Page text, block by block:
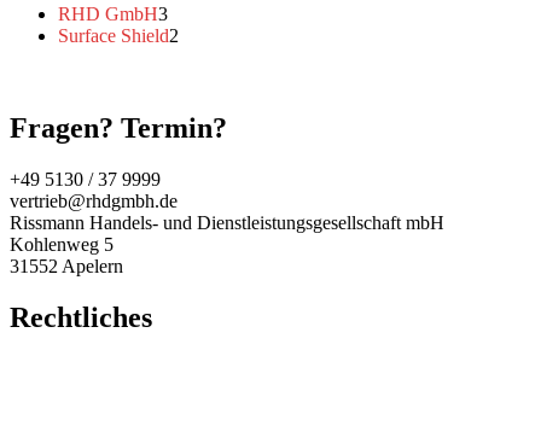
RHD GmbH33
Produkte
Surface Shield2
Fragen? Termin?
+49 5130 / 37 9999
vertrieb@rhdgmbh.de
Rissmann Handels- und Dienstleistungsgesellschaft mbH
Kohlenweg 5
31552 Apelern
Rechtliches